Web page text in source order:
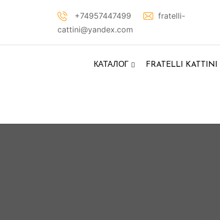
+74957447499
fratelli-
cattini@yandex.com
КАТАЛОГ FRATELLI KATTINI